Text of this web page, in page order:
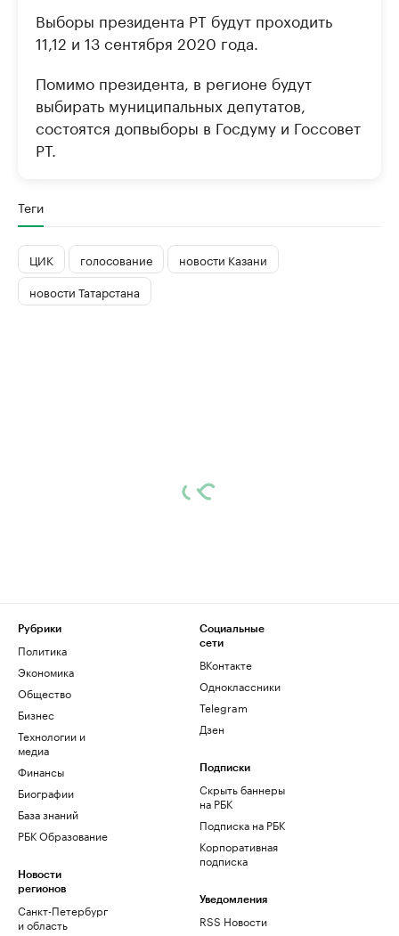
Выборы президента РТ будут проходить
11,12 и 13 сентября 2020 года.
Помимо президента, в регионе будут
выбирать муниципальных депутатов,
состоятся допвыборы в Госдуму и Госсовет
РТ.
Теги
ЦИК голосование
новости Казани
новости Татарстана
Рубрики
Политика
Экономика
Общество
Бизнес
Технологии и
медиа
Финансы
Биографии
База знаний
РБК Образование
Новости
регионов
Санкт-Петербург
и область
Социальные
сети
ВКонтакте
Одноклассники
Telegram
Дзен
Подписки
Скрыть баннеры
на РБК
Подписка на РБК
Корпоративная
подписка
Уведомления
RSS Новости